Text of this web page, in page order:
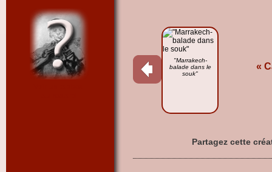
"Marrakech-
balade dans le
souk"
«
Partagez cette